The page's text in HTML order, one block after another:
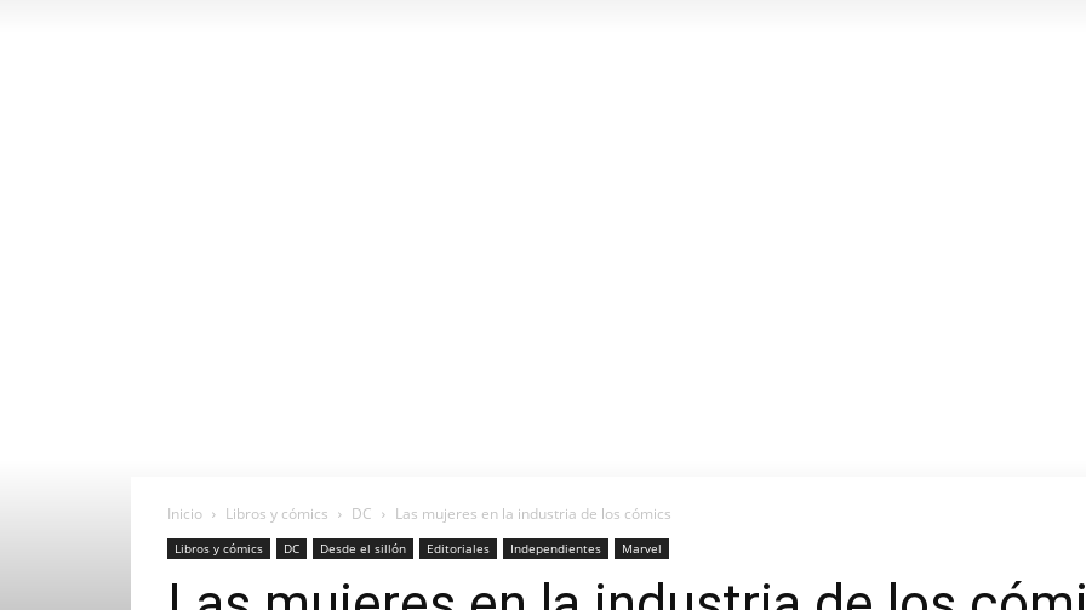
Inicio Libros y cómics DC Las mujeres en la industria de los cómics
Libros y cómics DC Desde el sillón Editoriales Independientes Marvel